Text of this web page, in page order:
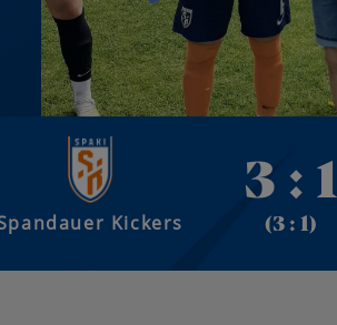
Kickers
3 : 1
(3 : 1)